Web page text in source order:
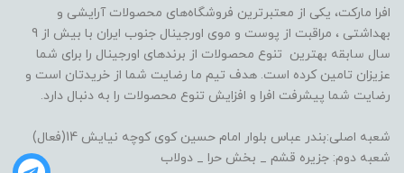
افرا مارکت، یکی از معتبرترین فروشگاه‌های محصولات آرایشی و
بهداشتی ، مراقبت از پوست و موی اورجینال جنوب ایران با بیش از 9
سال سابقه بهترین تنوع محصولات از برندهای اورجینال را برای شما
عزیزان تامین کرده است. هدف تیم ما رضایت شما از خریدتان است و
رضایت شما پیشرفت افرا و افزایش تنوع محصولات را به دنبال دارد.
شعبه اصلی:بندر عباس بلوار امام حسین کوی کوچه نیایش 14(فعال)
شعبه دوم: جزیره قشم _ بخش حرا _ دولاب